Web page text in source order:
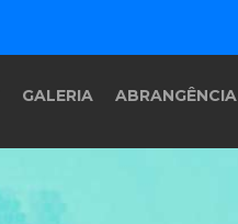
GALERIA ABRANGÊNCIA